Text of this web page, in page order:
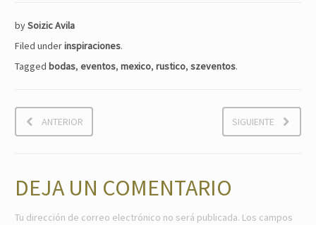
bySoizic Avila
Filed underinspiraciones.
Tagged bodas, eventos, mexico, rustico, szeventos.
ANTERIOR SIGUIENTE
DEJA UN COMENTARIO
Tu dirección de correo electrónico no será publicada. Los campos